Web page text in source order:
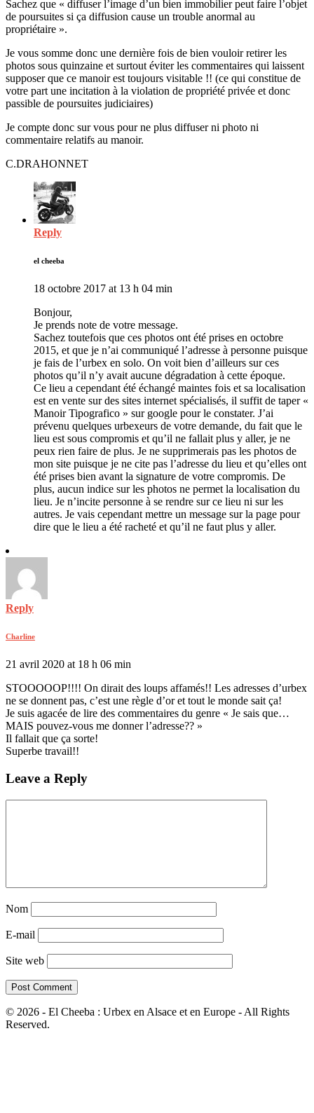
Sachez que « diffuser l’image d’un bien immobilier peut faire l’objet
de poursuites si ça diffusion cause un trouble anormal au
propriétaire ».
Je vous somme donc une dernière fois de bien vouloir retirer les
photos sous quinzaine et surtout éviter les commentaires qui laissent
supposer que ce manoir est toujours visitable !! (ce qui constitue de
votre part une incitation à la violation de propriété privée et donc
passible de poursuites judiciaires)
Je compte donc sur vous pour ne plus diffuser ni photo ni
commentaire relatifs au manoir.
C.DRAHONNET
Reply
el cheeba
18 octobre 2017 at 13 h 04 min
Bonjour,
Je prends note de votre message.
Sachez toutefois que ces photos ont été prises en octobre
2015, et que je n’ai communiqué l’adresse à personne puisque
je fais de l’urbex en solo. On voit bien d’ailleurs sur ces
photos qu’il n’y avait aucune dégradation à cette époque.
Ce lieu a cependant été échangé maintes fois et sa localisation
est en vente sur des sites internet spécialisés, il suffit de taper «
Manoir Tipografico » sur google pour le constater. J’ai
prévenu quelques urbexeurs de votre demande, du fait que le
lieu est sous compromis et qu’il ne fallait plus y aller, je ne
peux rien faire de plus. Je ne supprimerais pas les photos de
mon site puisque je ne cite pas l’adresse du lieu et qu’elles ont
été prises bien avant la signature de votre compromis. De
plus, aucun indice sur les photos ne permet la localisation du
lieu. Je n’incite personne à se rendre sur ce lieu ni sur les
autres. Je vais cependant mettre un message sur la page pour
dire que le lieu a été racheté et qu’il ne faut plus y aller.
Reply
Charline
21 avril 2020 at 18 h 06 min
STOOOOOP!!!! On dirait des loups affamés!! Les adresses d’urbex
ne se donnent pas, c’est une règle d’or et tout le monde sait ça!
Je suis agacée de lire des commentaires du genre « Je sais que…
MAIS pouvez-vous me donner l’adresse?? »
Il fallait que ça sorte!
Superbe travail!!
Leave a Reply
Nom
E-mail
Site web
© 2026 - El Cheeba : Urbex en Alsace et en Europe - All Rights
Reserved.